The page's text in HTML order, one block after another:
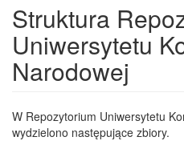
Struktura
Uniwersytetu
Narodowej
W Repozytorium Uniwersytetu
wydzielono następujące zbiory.